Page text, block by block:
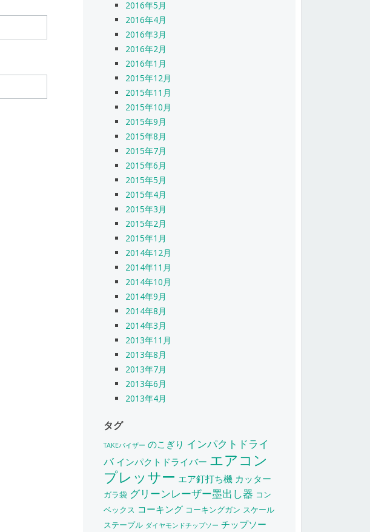
2016年5月
2016年4月
2016年3月
2016年2月
2016年1月
2015年12月
2015年11月
2015年10月
2015年9月
2015年8月
2015年7月
2015年6月
2015年5月
2015年4月
2015年3月
2015年2月
2015年1月
2014年12月
2014年11月
2014年10月
2014年9月
2014年8月
2014年3月
2013年11月
2013年8月
2013年7月
2013年6月
2013年4月
タグ
TAKEバイザー のこぎり インパクトドライ
バ インパクトドライバー エアコン
プレッサー エア釘打ち機 カッター
ガラ袋 グリーンレーザー墨出し器 コン
ベックス コーキング コーキングガン スケール
ステープル ダイヤモンドチップソー チップソー